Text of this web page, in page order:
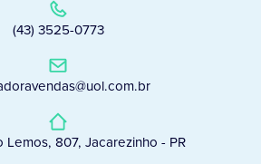
(43) 3525-0773
Lemos, 807, Jacarezinho - PR